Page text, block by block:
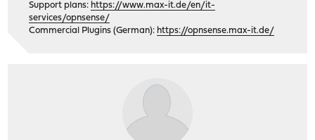
Support plans: https://www.max-it.de/en/it-
services/opnsense/
Commercial Plugins (German): https://opnsense.max-it.de/